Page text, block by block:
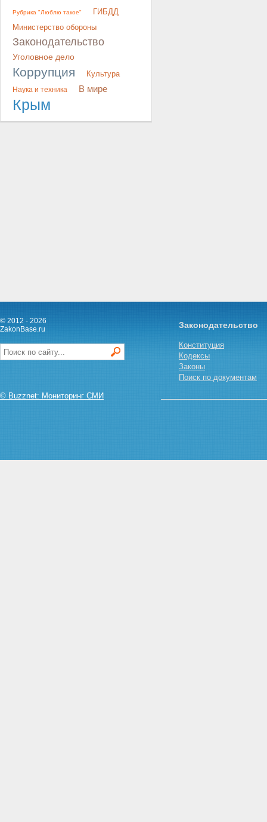
Рубрика "Люблю такое"
ГИБДД
Министерство обороны
Законодательство
Уголовное дело
Коррупция Культура
Наука и техника В мире
Крым
© 2012 - 2026
ZakonBase.ru
© Buzznet: Мониторинг СМИ
Законодательство
Конституция
Кодексы
Законы
Поиск по документам